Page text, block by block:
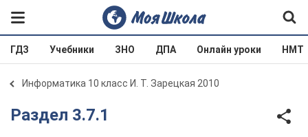
ГДЗ Учебники ЗНО ДПА Онлайн уроки НМТ
Информатика 10 класс И. Т. Зарецкая 2010
Раздел 3.7.1